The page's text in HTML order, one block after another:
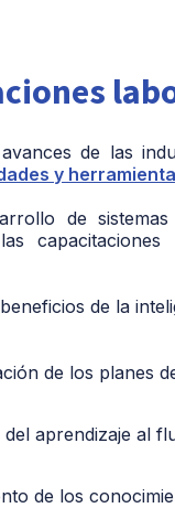
de las
y
de
de la
de los planes
aprendizaje al
de los